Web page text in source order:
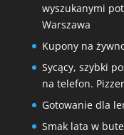
wyszukanymi
Warszawa
Kupony na
Sycący, szybki
na telefon.
Gotowanie dla
Smak lata w